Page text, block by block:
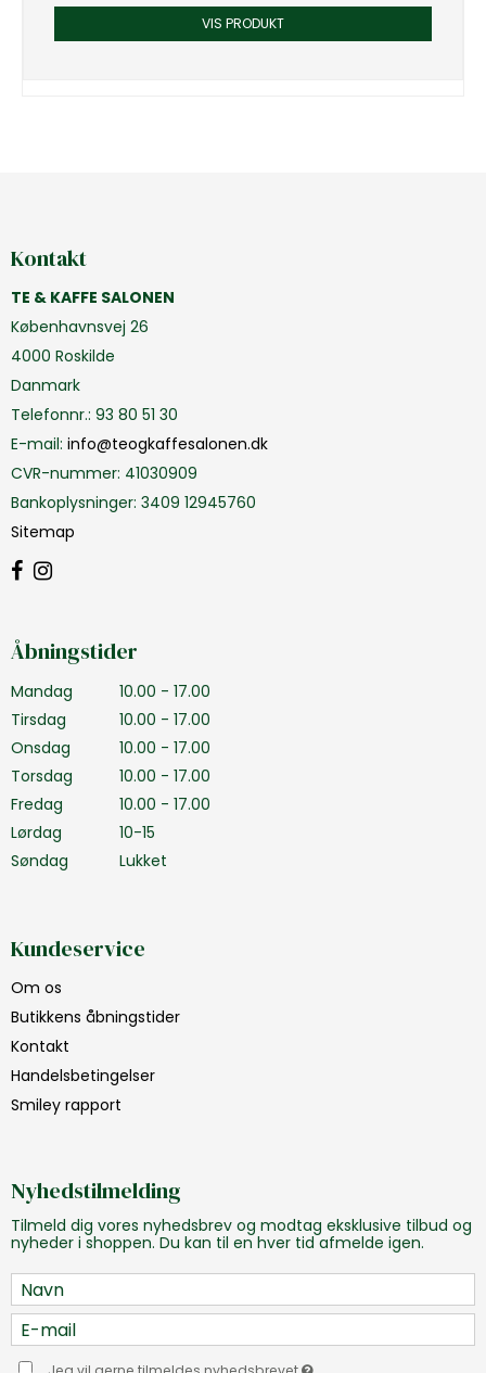
VIS PRODUKT
Kontakt
TE & KAFFE SALONEN
Københavnsvej 26
4000 Roskilde
Danmark
Telefonnr.: 93 80 51 30
E-mail: info@teogkaffesalonen.dk
CVR-nummer: 41030909
Bankoplysninger: 3409 12945760
Sitemap
Åbningstider
Mandag
10.00 - 17.00
Tirsdag
10.00 - 17.00
Onsdag
10.00 - 17.00
Torsdag
10.00 - 17.00
Fredag
10.00 - 17.00
Lørdag
10-15
Søndag
Lukket
Kundeservice
Om os
Butikkens åbningstider
Kontakt
Handelsbetingelser
Smiley rapport
Nyhedstilmelding
Tilmeld dig vores nyhedsbrev og modtag eksklusive tilbud og
nyheder i shoppen. Du kan til en hver tid afmelde igen.